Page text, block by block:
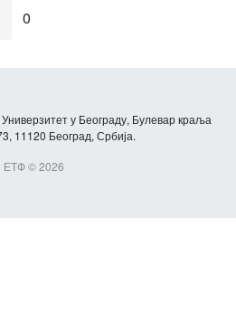
0
у Београду, Булевар краља
11120 Београд, Србија.
ЕТФ © 2026